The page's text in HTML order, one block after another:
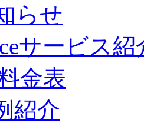
らせ
サービス紹
金表
紹介